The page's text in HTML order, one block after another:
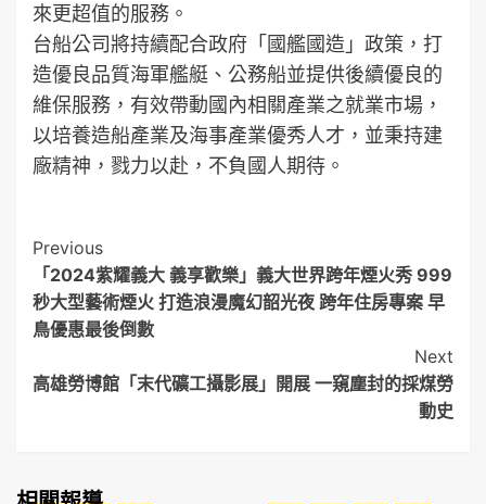
來更超值的服務。
台船公司將持續配合政府「國艦國造」政策，打
造優良品質海軍艦艇、公務船並提供後續優良的
維保服務，有效帶動國內相關產業之就業市場，
以培養造船產業及海事產業優秀人才，並秉持建
廠精神，戮力以赴，不負國人期待。
Post
Navigation
Previous
「2024紫耀義大 義享歡樂」義大世界跨年煙火秀 999
秒大型藝術煙火 打造浪漫魔幻韶光夜 跨年住房專案 早
鳥優惠最後倒數
Next
高雄勞博館「末代礦工攝影展」開展 一窺塵封的採煤勞
動史